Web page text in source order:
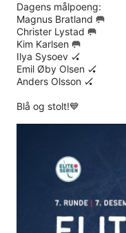
Dagens målpoeng:
Magnus Bratland 🥅
Christer Lystad 🥅
Kim Karlsen 🥅
Ilya Sysoev 🏑
Emil Øby Olsen 🏑
Anders Olsson 🏑
Blå og stolt!💙